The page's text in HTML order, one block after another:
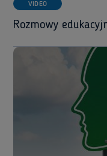
VIDEO
Rozmowy